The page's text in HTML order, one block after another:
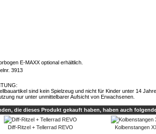
E-MAXX optional erhältlich.
3913
sind kein Spielzeug und nicht für Kinder unter 14
nur unter unmittelbarer Aufsicht von Erwachsenen.
die dieses Produkt gekauft haben, haben auch
Diff-Ritzel + Tellerrad REVO
Kolbenstangen